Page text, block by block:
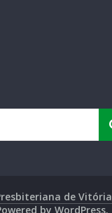
de Vitória
by WordPress.